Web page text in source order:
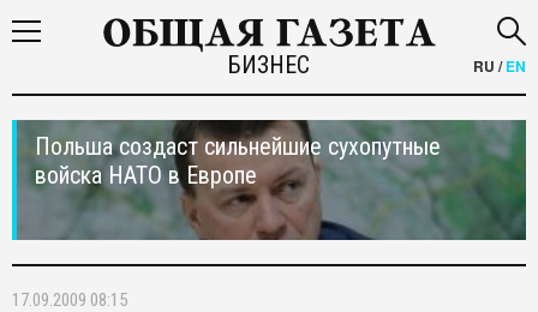
БИЗНЕС RU /EN
Польша создаст сильнейшие сухопутные
войска НАТО в Европе
17.09.2009 08:15